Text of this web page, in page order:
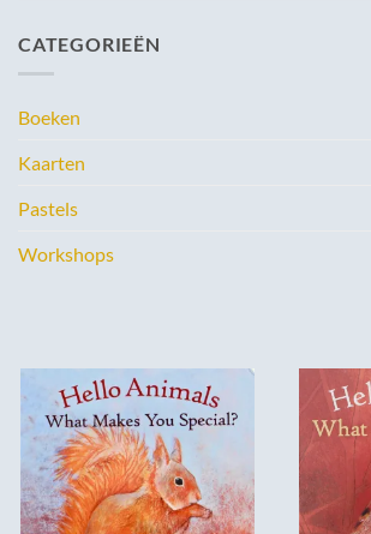
CATEGORIEËN
Boeken
Kaarten
Pastels
Workshops